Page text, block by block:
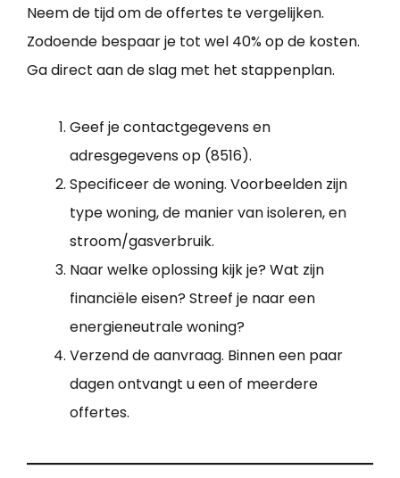
Neem de tijd om de offertes te vergelijken.
Zodoende bespaar je tot wel 40% op de kosten.
Ga direct aan de slag met het stappenplan.
Geef je contactgegevens en
adresgegevens op (8516).
Specificeer de woning. Voorbeelden zijn
type woning, de manier van isoleren, en
stroom/gasverbruik.
Naar welke oplossing kijk je? Wat zijn
financiële eisen? Streef je naar een
energieneutrale woning?
Verzend de aanvraag. Binnen een paar
dagen ontvangt u een of meerdere
offertes.